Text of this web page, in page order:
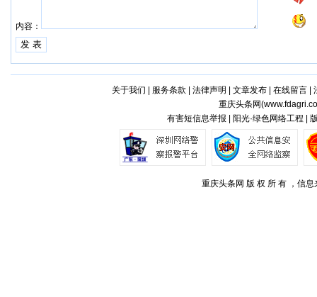
内容：
关于我们 服务条款 法律声明 文章发布| 在线留言|
重庆头条网(
有害短信息举报 | 阳光·绿色网络工程 |
重庆头条网 版 权 所 有 ，信